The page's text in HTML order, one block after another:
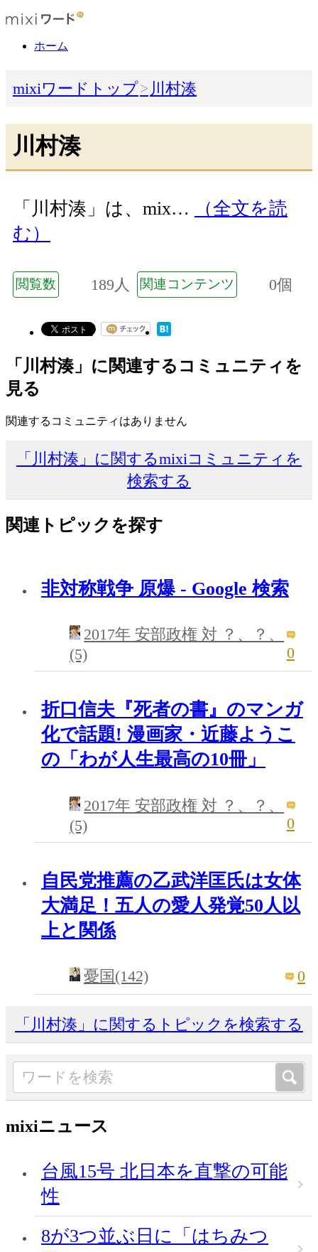
ホーム
mixiワードトップ 川村湊
川村湊
「川村湊」は、mix…
（全文を読
む）
閲覧数 189人 関連コンテンツ 0個
「川村湊」に関連するコミュニティを
見る
関連するコミュニティはありません
「川村湊」に関するmixiコミュニティを
検索する
関連トピックを探す
非対称戦争 原爆 - Google 検索
2017年 安部政権 対 ？、？、
(5)
0
折口信夫『死者の書』のマンガ
化で話題! 漫画家・近藤ようこ
の「わが人生最高の10冊」
2017年 安部政権 対 ？、？、
(5)
0
自民党推薦の乙武洋匡氏は女体
大満足！五人の愛人発覚50人以
上と関係
憂国(142) 0
「川村湊」に関するトピックを検索する
mixiニュース
台風15号 北日本を直撃の可能
性
8が3つ並ぶ日に「はちみつ